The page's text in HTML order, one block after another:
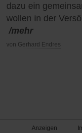
dazu ein
wollen in der
/mehr
von Gerhard Endres
Anzeigen